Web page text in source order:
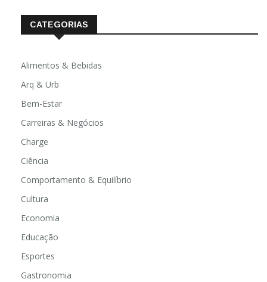
CATEGORIAS
Alimentos & Bebidas
Arq & Urb
Bem-Estar
Carreiras & Negócios
Charge
Ciência
Comportamento & Equilíbrio
Cultura
Economia
Educação
Esportes
Gastronomia